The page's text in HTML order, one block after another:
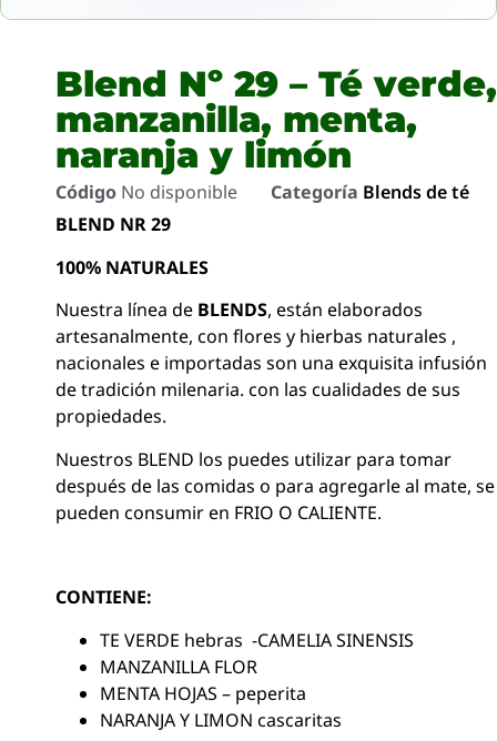
Blend Nº 29 – Té verde,
manzanilla, menta,
naranja y limón
Código No disponible Categoría Blends de té
BLEND NR 29
100% NATURALES
Nuestra línea de BLENDS, están elaborados
artesanalmente, con flores y hierbas naturales ,
nacionales e importadas son una exquisita infusión
de tradición milenaria. con las cualidades de sus
propiedades.
Nuestros BLEND los puedes utilizar para tomar
después de las comidas o para agregarle al mate, se
pueden consumir en FRIO O CALIENTE.
CONTIENE:
TE VERDE hebras -CAMELIA SINENSIS
MANZANILLA FLOR
MENTA HOJAS – peperita
NARANJA Y LIMON cascaritas